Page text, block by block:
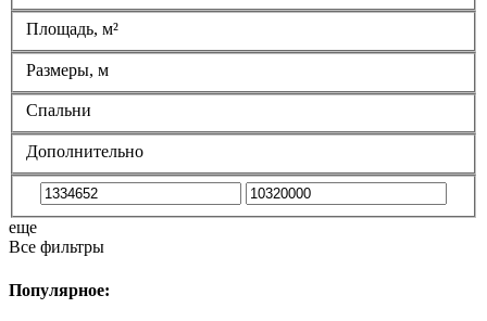
Площадь, м²
Размеры, м
Спальни
Дополнительно
еще
Все фильтры
Популярное: